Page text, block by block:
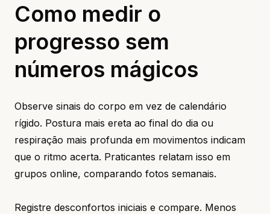
Como medir o
progresso sem
números mágicos
Observe sinais do corpo em vez de calendário
rígido. Postura mais ereta ao final do dia ou
respiração mais profunda em movimentos indicam
que o ritmo acerta. Praticantes relatam isso em
grupos online, comparando fotos semanais.
Registre desconfortos iniciais e compare. Menos